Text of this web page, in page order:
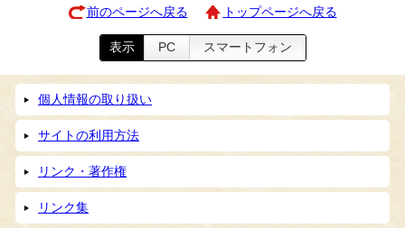
前のページへ戻る トップページへ戻る
表示 PC スマートフォン
個人情報の取り扱い
サイトの利用方法
リンク・著作権
リンク集